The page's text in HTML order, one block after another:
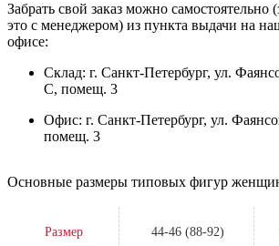
Забрать свой заказ можно самостоятельно
это с менеджером) из пункта выдачи на
офисе:
Склад: г. Санкт-Петербург, ул.
С, помещ. 3
Офис: г. Санкт-Петербург, ул.
помещ. 3
Основные размеры типовых фигур
Размер 44-46 (88-92)